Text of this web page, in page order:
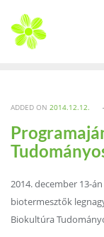
content
ADDED ON2014.12.12.
2014. december 13-
biotermesztők
Biokultúra